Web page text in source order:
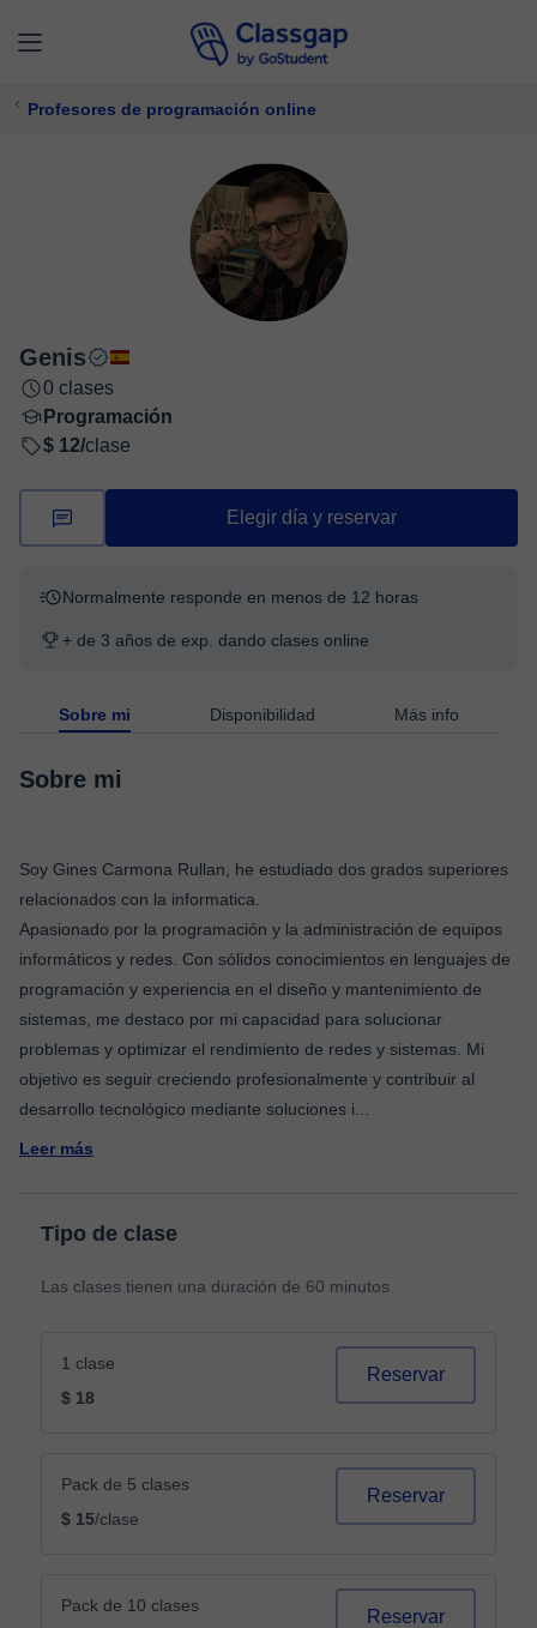
Profesores de programación online
Genis
0 clases
Programación
$ 12/clase
Elegir día y reservar
Normalmente responde en menos de 12 horas
+ de 3 años de exp. dando clases online
Sobre mi Disponibilidad Más info
Sobre mi
Soy Gines Carmona Rullan, he estudiado dos grados superiores
relacionados con la informatica.
Apasionado por la programación y la administración de equipos
informáticos y redes. Con sólidos conocimientos en lenguajes de
programación y experiencia en el diseño y mantenimiento de
sistemas, me destaco por mi capacidad para solucionar
problemas y optimizar el rendimiento de redes y sistemas. Mi
objetivo es seguir creciendo profesionalmente y contribuir al
desarrollo tecnológico mediante soluciones i
Leer más
Tipo de clase
Las clases tienen una duración de 60 minutos
1 clase
$ 18
Reservar
Pack de 5 clases
$ 15/clase
Reservar
Pack de 10 clases
Reservar